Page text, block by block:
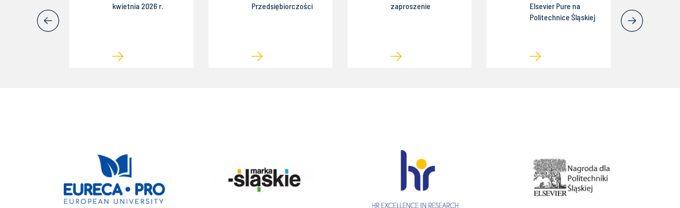
kwietnia 2026 r.
Przedsiębiorczości
zaproszenie
Elsevier Pure na
Politechnice Śląskiej